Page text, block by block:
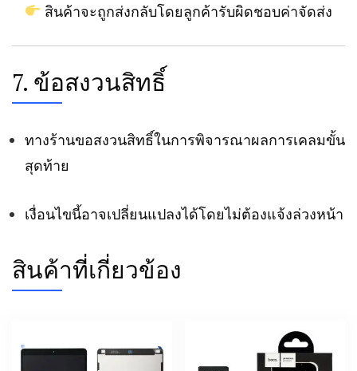
สินค้าจะถูกส่งกลับโดยลูกค้ารับผิดชอบค่าจัดส่ง
7. ข้อสงวนสิทธิ์
ทางร้านขอสงวนสิทธิ์ในการพิจารณาผลการเคลมขั้น
สุดท้าย
เงื่อนไขนี้อาจเปลี่ยนแปลงได้โดยไม่ต้องแจ้งล่วงหน้า
สินค้าที่เกี่ยวข้อง